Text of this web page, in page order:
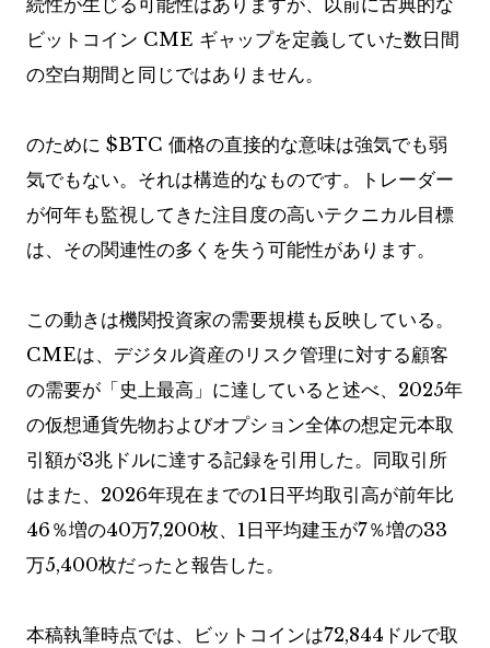
続性が生じる可能性はありますが、以前に古典的な
ビットコイン CME ギャップを定義していた数日間
の空白期間と同じではありません。
のために $BTC 価格の直接的な意味は強気でも弱
気でもない。それは構造的なものです。トレーダー
が何年も監視してきた注目度の高いテクニカル目標
は、その関連性の多くを失う可能性があります。
この動きは機関投資家の需要規模も反映している。
CMEは、デジタル資産のリスク管理に対する顧客
の需要が「史上最高」に達していると述べ、2025年
の仮想通貨先物およびオプション全体の想定元本取
引額が3兆ドルに達する記録を引用した。同取引所
はまた、2026年現在までの1日平均取引高が前年比
46％増の40万7,200枚、1日平均建玉が7％増の33
万5,400枚だったと報告した。
本稿執筆時点では、ビットコインは72,844ドルで取